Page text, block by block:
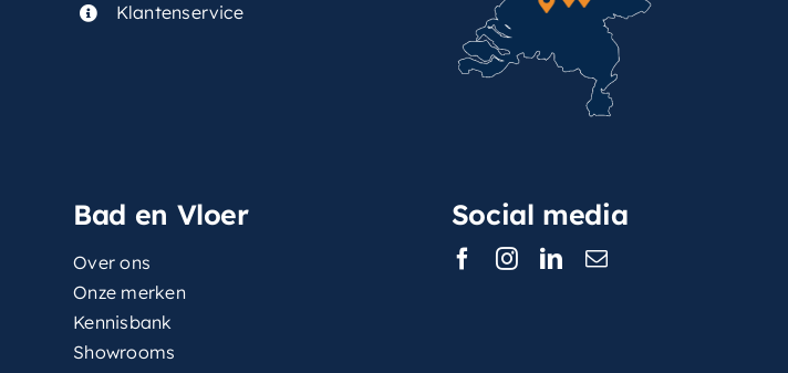
Klantenservice
Bad en Vloer
Over ons
Onze merken
Kennisbank
Showrooms
Social media